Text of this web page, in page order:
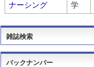
雑誌検索
バックナンバー
ナーシング
学